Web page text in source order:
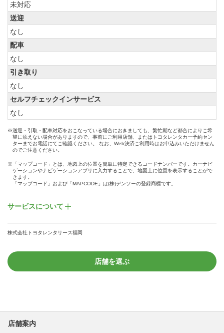
未対応
送迎
なし
配車
なし
引き取り
なし
セルフチェックインサービス
なし
※送迎・引取・配車対応をおこなっている場合におきましても、繁忙期など都合によりご希
望に添えない場合がありますので、事前にご利用店舗、またはトヨタレンタカー予約セン
ターまでお電話にてご確認ください。 なお、Web決済ご利用時はお申込みいただけません
のでご注意ください。
※「マップコード」とは、地図上の位置を簡単に特定できるコードナンバーです。カーナビ
ゲーションやナビゲーションアプリに入力することで、地図上に位置を表示することがで
きます。
「マップコード」および「MAPCODE」は(株)デンソーの登録商標です。
サービスについて
株式会社トヨタレンタリース福岡
店舗を選ぶ
店舗案内